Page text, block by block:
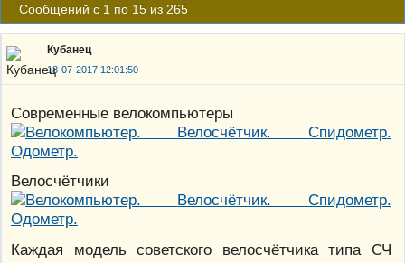
Сообщений с 1 по 15 из 265
Кубанец
18-07-2017 12:01:50
Современные велокомпьютеры
Велосчётчики
Каждая модель советского велосчётчика типа СЧ